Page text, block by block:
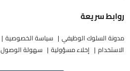
روابط سريعة
مدونة السلوك الوظيفي سياسة الخصوصية
الاستخدام
إخلاء مسؤولية سهولة الوصول